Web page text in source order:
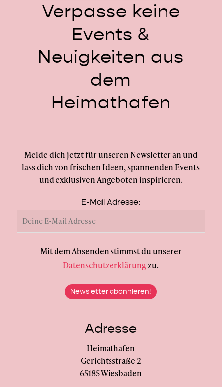
Verpasse keine
Events &
Neuigkeiten aus
dem
Heimathafen
Melde dich jetzt für unseren Newsletter an und
lass dich von frischen Ideen, spannenden Events
und exklusiven Angeboten inspirieren.
E-Mail Adresse:
Mit dem Absenden stimmst du unserer
Datenschutzerklärungzu.
Adresse
Heimathafen
Gerichtsstraße 2
65185 Wiesbaden